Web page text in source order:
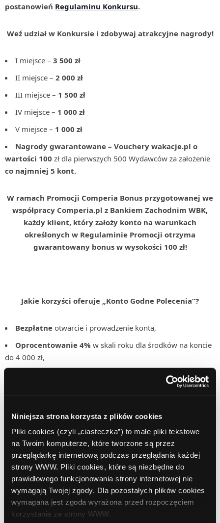
Niniejsza strona korzysta z plików cookies
Pliki cookies (czyli „ciasteczka”) to małe pliki tekstowe
na Twoim komputerze, które tworzone są przez
przeglądarkę internetową podczas przeglądania każdej
strony WWW. Pliki cookies, które są niezbędne do
prawidłowego funkcjonowania strony internetowej nie
wymagają Twojej zgody. Dla pozostałych plików cookies
wymagana jest zgoda wyrażona przed rozpoczęciem
korzystania ze strony WWW.
postanowień Regulaminu Konkursu.
Weź udział w Konkursie i zdobywaj atrakcyjne nagrody!
I miejsce – 3 500 zł
II miejsce – 2 000 zł
III miejsce – 1 500 zł
IV miejsce – 1 000 zł
V miejsce – 1 000 zł
Nagrody gwarantowane – Vouchery wakacje.pl o
wartości 100 zł dla pierwszych 500 Wydawców za założenie
co najmniej 5 kont.
W ramach Promocji Comperia Bonus przygotowanej we
współpracy Comperia.pl z Bankiem Zachodnim WBK,
każdy klient, który założy konto na warunkach
określonych w Regulaminie Promocji otrzyma
gwarantowany bonus w wysokości 100 zł!
Jakie korzyści oferuje „Konto Godne Polecenia”?
Bezpłatne otwarcie i prowadzenie konta,
Oprocentowanie 4% w skali roku dla środków na koncie
do 4 000 zł,
w skali roku dla środków na koncie
Wypłata gotówkize wszystkich bankomatów w kraju
żadnych opłat .
Jeżeli nie masz jeszcze konta w ComperiaLead, nie
czekaj! Zarejestruj sięjuż dziś i zacznij polecać konto w